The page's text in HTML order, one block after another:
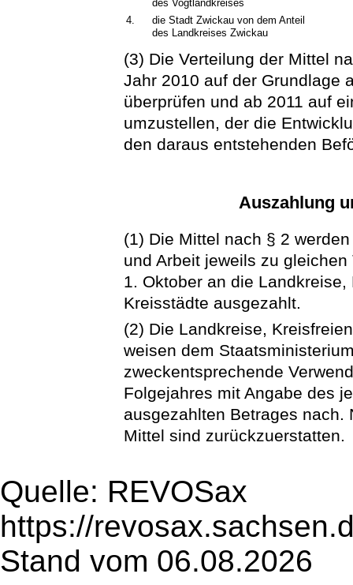
des Vogtlandkreises
4.
die Stadt Zwickau von dem Anteil
des Landkreises Zwickau
(3) Die Verteilung der Mittel
Jahr 2010 auf der Grundlage
überprüfen und ab 2011 auf
umzustellen, der die
den daraus entstehenden
Auszahlung
(1) Die Mittel nach § 2
und Arbeit jeweils zu
1. Oktober an die
Kreisstädte ausgezahlt.
(2) Die Landkreise,
weisen dem
zweckentsprechende
Folgejahres mit Angabe des
ausgezahlten Betrages nach.
Mittel sind zurückzuerstatten.
Quelle: REVOSax
https://
Stand vom 06.08.2026